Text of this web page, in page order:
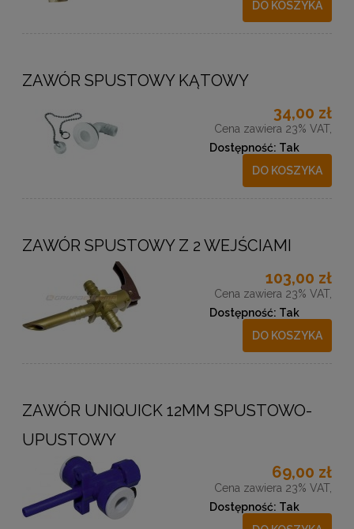
DO KOSZYKA
ZAWÓR SPUSTOWY KĄTOWY
34,00 zł
Cena zawiera 23% VAT,
Dostępność: Tak
DO KOSZYKA
ZAWÓR SPUSTOWY Z 2 WEJŚCIAMI
103,00 zł
Cena zawiera 23% VAT,
Dostępność: Tak
DO KOSZYKA
ZAWÓR UNIQUICK 12MM SPUSTOWO-
UPUSTOWY
69,00 zł
Cena zawiera 23% VAT,
Dostępność: Tak